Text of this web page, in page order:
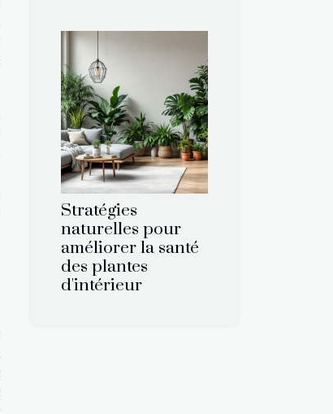
Stratégies
naturelles pour
améliorer la santé
des plantes
d'intérieur